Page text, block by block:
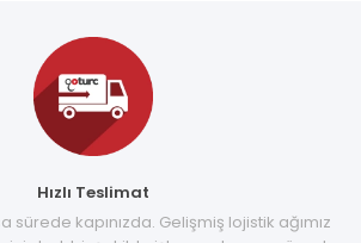
Hızlı Teslimat
sürede kapınızda. Gelişmiş lojistik ağımız